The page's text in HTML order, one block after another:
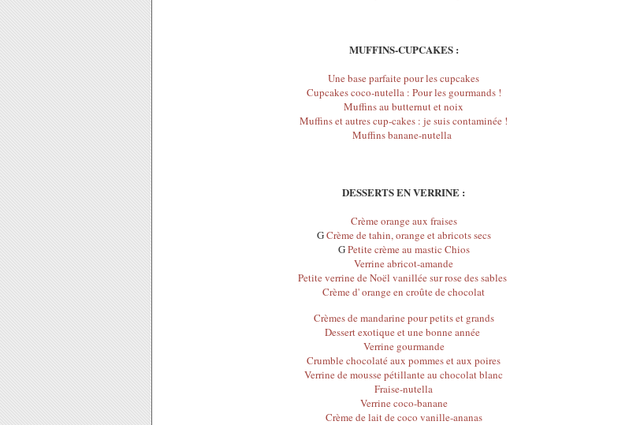
MUFFINS-CUPCAKES :
Une base parfaite pour les cupcakes
Cupcakes coco-nutella : Pour les gourmands !
Muffins au butternut et noix
Muffins et autres cup-cakes : je suis contaminée !
Muffins banane-nutella
DESSERTS EN VERRINE :
Crème orange aux fraises
GCrème de tahin, orange et abricots secs
GPetite crème au mastic Chios
Verrine abricot-amande
Petite verrine de Noël vanillée sur rose des sables
Crème d' orange en croûte de chocolat
Crèmes de mandarine pour petits et grands
Dessert exotique et une bonne année
Verrine gourmande
Crumble chocolaté aux pommes et aux poires
Verrine de mousse pétillante au chocolat blanc
Fraise-nutella
Verrine coco-banane
Crème de lait de coco vanille-ananas